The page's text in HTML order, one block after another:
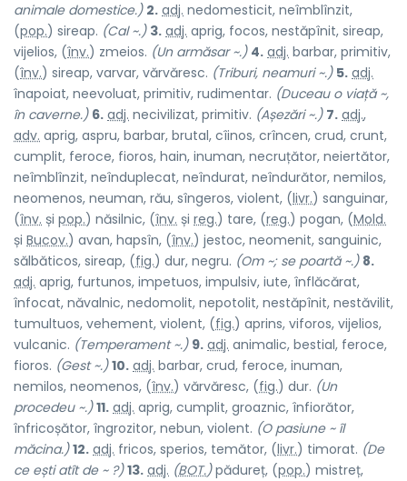
animale domestice.) 2. adj. nedomesticit, neîmblînzit,
(pop.) sireap. (Cal ~.) 3. adj. aprig, focos, nestăpînit, sireap,
vijelios, (înv.) zmeios. (Un armăsar ~.) 4. adj. barbar, primitiv,
(înv.) sireap, varvar, vărvăresc. (Triburi, neamuri ~.) 5. adj.
înapoiat, neevoluat, primitiv, rudimentar. (Duceau o viață ~,
în caverne.) 6. adj. necivilizat, primitiv. (Așezări ~.) 7. adj.,
adv. aprig, aspru, barbar, brutal, cîinos, crîncen, crud, crunt,
cumplit, feroce, fioros, hain, inuman, necruțător, neiertător,
neîmblînzit, neînduplecat, neîndurat, neîndurător, nemilos,
neomenos, neuman, rău, sîngeros, violent, (livr.) sanguinar,
(înv. și pop.) năsilnic, (înv. și reg.) tare, (reg.) pogan, (Mold.
și Bucov.) avan, hapsîn, (înv.) jestoc, neomenit, sanguinic,
sălbăticos, sireap, (fig.) dur, negru. (Om ~; se poartă ~.) 8.
adj. aprig, furtunos, impetuos, impulsiv, iute, înflăcărat,
înfocat, năvalnic, nedomolit, nepotolit, nestăpînit, nestăvilit,
tumultuos, vehement, violent, (fig.) aprins, viforos, vijelios,
vulcanic. (Temperament ~.) 9. adj. animalic, bestial, feroce,
fioros. (Gest ~.) 10. adj. barbar, crud, feroce, inuman,
nemilos, neomenos, (înv.) vărvăresc, (fig.) dur. (Un
procedeu ~.) 11. adj. aprig, cumplit, groaznic, înfiorător,
înfricoșător, îngrozitor, nebun, violent. (O pasiune ~ îl
măcina.) 12. adj. fricos, sperios, temător, (livr.) timorat. (De
ce ești atît de ~ ?) 13. adj. (BOT.)pădureț, (pop.) mistreț,